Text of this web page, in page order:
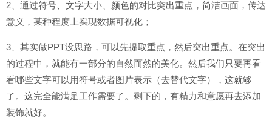
2、通过符号、文字大小、颜色的对比突出重点，简洁画面，传达
意义，某种程度上实现数据可视化；
3、其实做PPT没思路，可以先提取重点，然后突出重点。在突出
的过程中，就能有一部分的自然而然的美化。然后我们只要再看
看哪些文字可以用符号或者图片表示（去替代文字），这就够
了。这完全能满足工作需要了。剩下的，有精力和意愿再去添加
装饰就好。